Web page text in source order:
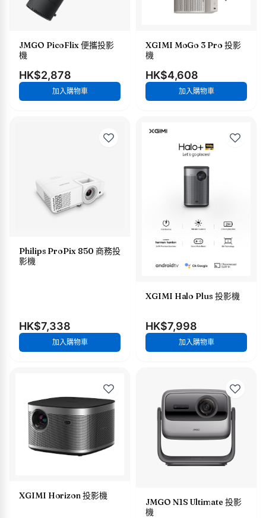
JMGO PicoFlix 便攜投影
機
HK$2,878
加入購物車
XGIMI MoGo 3 Pro 投影
機
HK$4,608
加入購物車
Philips ProPix 850 商務投
影機
HK$7,338
加入購物車
XGIMI Halo Plus 投影機
HK$7,998
加入購物車
XGIMI Horizon 投影機
JMGO N1S Ultimate 投影
機